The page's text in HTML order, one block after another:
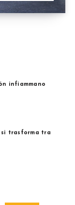
infiammano
si trasforma tra